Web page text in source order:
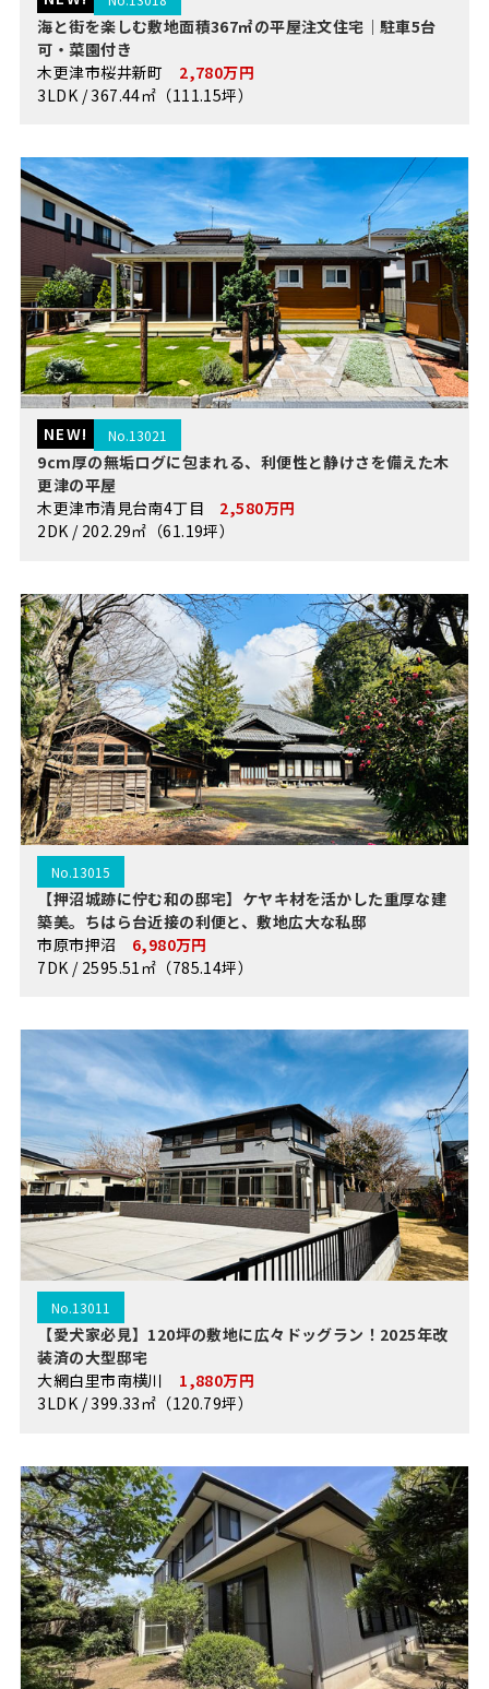
海と街を楽しむ敷地面積367㎡の平屋注文住宅｜駐車5台
可・菜園付き
木更津市桜井新町 2,780万円
3LDK / 367.44㎡（111.15坪）
NEW! No.13021
9cm厚の無垢ログに包まれる、利便性と静けさを備えた木
更津の平屋
木更津市清見台南4丁目 2,580万円
2DK / 202.29㎡（61.19坪）
No.13015
【押沼城跡に佇む和の邸宅】ケヤキ材を活かした重厚な建
築美。ちはら台近接の利便と、敷地広大な私邸
市原市押沼 6,980万円
7DK / 2595.51㎡（785.14坪）
No.13011
【愛犬家必見】120坪の敷地に広々ドッグラン！2025年改
装済の大型邸宅
大網白里市南横川 1,880万円
3LDK / 399.33㎡（120.79坪）